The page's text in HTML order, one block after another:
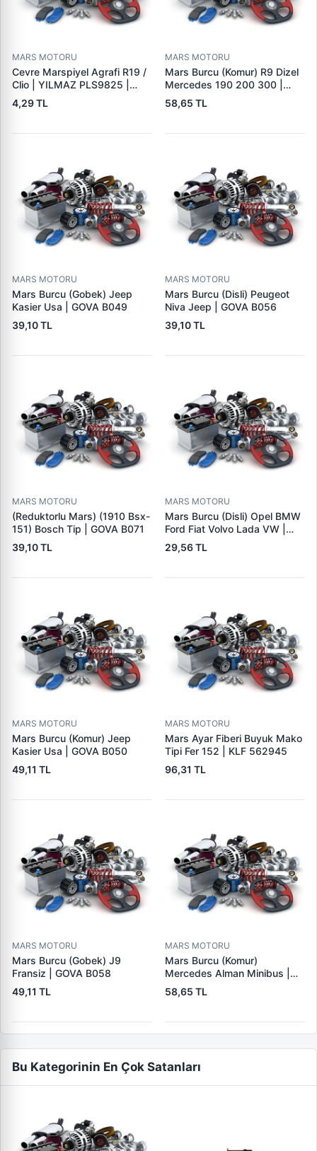
MARS MOTORU
Cevre Marspiyel Agrafi R19 /
Clio | YILMAZ PLS9825 |
OEM 7703077256
4,29 TL
MARS MOTORU
Mars Burcu (Komur) R9 Dizel
Mercedes 190 200 300 |
GOVA B047
58,65 TL
MARS MOTORU
Mars Burcu (Gobek) Jeep
Kasier Usa | GOVA B049
39,10 TL
MARS MOTORU
Mars Burcu (Disli) Peugeot
Niva Jeep | GOVA B056
39,10 TL
MARS MOTORU
(Reduktorlu Mars) (1910 Bsx-
151) Bosch Tip | GOVA B071
39,10 TL
MARS MOTORU
Mars Burcu (Disli) Opel BMW
Ford Fiat Volvo Lada VW |
GOVA B090
29,56 TL
MARS MOTORU
Mars Burcu (Komur) Jeep
Kasier Usa | GOVA B050
49,11 TL
MARS MOTORU
Mars Ayar Fiberi Buyuk Mako
Tipi Fer 152 | KLF 562945
96,31 TL
MARS MOTORU
Mars Burcu (Gobek) J9
Fransiz | GOVA B058
49,11 TL
MARS MOTORU
Mars Burcu (Komur)
Mercedes Alman Minibus |
GOVA B035
58,65 TL
Bu Kategorinin En Çok Satanları